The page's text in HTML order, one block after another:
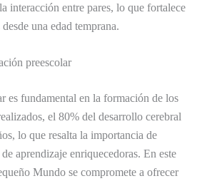
interacción entre pares, lo que fortalece
una edad temprana.
preescolar
es fundamental en la formación de los
el 80% del desarrollo cerebral
lo que resalta la importancia de
aprendizaje enriquecedoras. En este
Mundo se compromete a ofrecer